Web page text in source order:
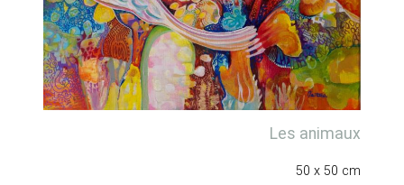
Les animaux
50 x 50 cm